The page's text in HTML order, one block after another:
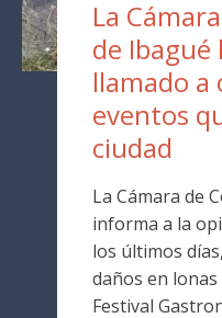
La
de Ibagué
llamado a
eventos
ciudad
La Cámara de
informa a la
los últimos
daños en
Festival